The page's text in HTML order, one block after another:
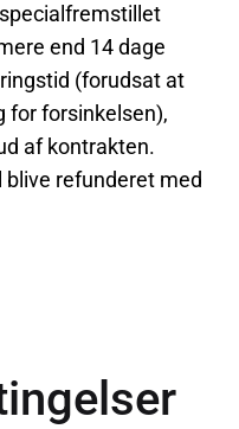
end 14 dage
(forudsat at
for forsinkelsen),
af kontrakten.
blive refunderet med